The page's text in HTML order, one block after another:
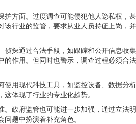
方面。过度调查可能侵犯他人隐私权，
行业的监管，要求从业人员持证上岗，
探通过合法手段，如跟踪和公开信息收
作用。但同时也警示，调查过程必须合
用现代科技工具，如监控设备、数据分
体现了行业的专业化趋势。
政府监管也可能进一步加强，通过立法
题中扮演着补充角色。